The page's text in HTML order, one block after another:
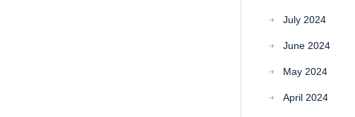
July 2024
June 2024
May 2024
April 2024